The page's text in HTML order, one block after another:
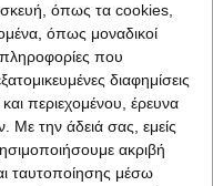
όπως τα cookies,
όπως μοναδικοί
που
διαφημίσεις
περιεχομένου, έρευνα
Με την άδειά σας, εμείς
ακριβή
ταυτοποίησης μέσω
Conditions
Privacy Policy
&Fotis Alexandrou